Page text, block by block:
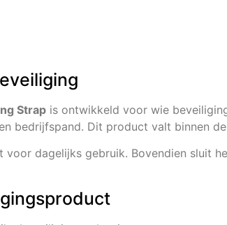
Strap is ontwikkeld voor wie
bedrijfspand. Dit product valt binnen
dagelijks gebruik. Bovendien sluit